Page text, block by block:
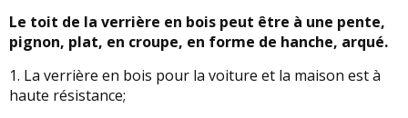
Le toit de la verrière en bois peut être à une pente,
pignon, plat, en croupe, en forme de hanche, arqué.
1. La verrière en bois pour la voiture et la maison est à
haute résistance;